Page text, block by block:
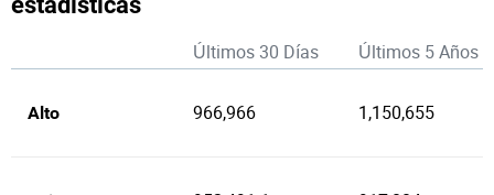
Últimos 30 Días Últimos 5 Años
Alto 966,966 1,150,655